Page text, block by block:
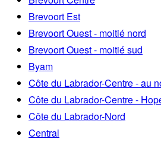
Brevoort Est
Brevoort Ouest - moitié nord
Brevoort Ouest - moitié sud
Byam
Côte du Labrador-Centre - au
Côte du Labrador-Centre -
Côte du Labrador-Nord
Central